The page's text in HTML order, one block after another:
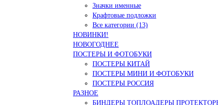
Значки именные
Крафтовые подложки
Все категории (13)
НОВИНКИ!
НОВОГОДНЕЕ
ПОСТЕРЫ И ФОТОБУКИ
ПОСТЕРЫ КИТАЙ
ПОСТЕРЫ МИНИ И ФОТОБУКИ
ПОСТЕРЫ РОССИЯ
РАЗНОЕ
БИНДЕРЫ ТОПЛОАДЕРЫ